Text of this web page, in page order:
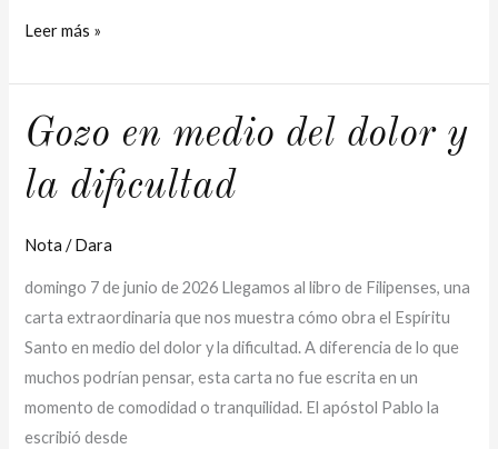
Leer más »
Gozo en medio del dolor y
la dificultad
Nota /Dara
domingo 7 de junio de 2026 Llegamos al libro de Filipenses, una
carta extraordinaria que nos muestra cómo obra el Espíritu
Santo en medio del dolor y la dificultad. A diferencia de lo que
muchos podrían pensar, esta carta no fue escrita en un
momento de comodidad o tranquilidad. El apóstol Pablo la
escribió desde
Gozo
en
medio
dolor